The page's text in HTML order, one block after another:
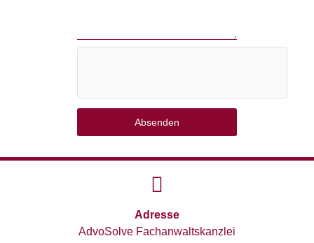
Absenden
Adresse
AdvoSolve Fachanwaltskanzlei